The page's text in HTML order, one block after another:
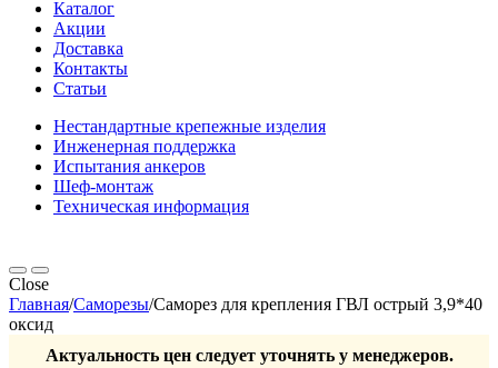
Каталог
Акции
Доставка
Контакты
Статьи
Нестандартные крепежные изделия
Инженерная поддержка
Испытания анкеров
Шеф-монтаж
Техническая информация
Close
Главная/Саморезы/Саморез для крепления ГВЛ острый 3,9*40
оксид
Актуальность цен следует уточнять у менеджеров.